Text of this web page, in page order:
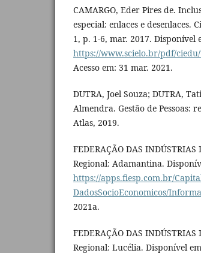
CAMARGO, Eder Pires de.
especial: enlaces e desenlaces.
1, p. 1-6, mar. 2017. Disponível
https://www.scielo.br/pdf/
Acesso em: 31 mar. 2021.
DUTRA, Joel Souza; DUTRA,
Almendra. Gestão de Pessoas:
Atlas, 2019.
FEDERAÇÃO DAS
Regional: Adamantina.
https://apps.fiesp.com.br/
DadosSocioEconomicos/
2021a.
FEDERAÇÃO DAS
Regional: Lucélia. Disponível